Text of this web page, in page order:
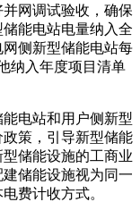
网调试验收，确保
能电站电量纳入全
侧新型储能电站每
纳入年度项目清单
能电站和用户侧新型
策，引导新型储能
储能设施的工商业
储能设施视为同一
费计收方式。